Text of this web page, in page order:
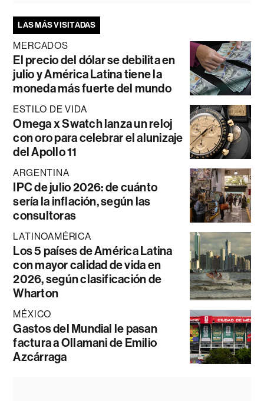
LAS MÁS VISITADAS
MERCADOS
El precio del dólar se debilita en
julio y América Latina tiene la
moneda más fuerte del mundo
ESTILO DE VIDA
Omega x Swatch lanza un reloj
con oro para celebrar el alunizaje
del Apollo 11
ARGENTINA
IPC de julio 2026: de cuánto
sería la inflación, según las
consultoras
LATINOAMÉRICA
Los 5 países de América Latina
con mayor calidad de vida en
2026, según clasificación de
Wharton
MÉXICO
Gastos del Mundial le pasan
factura a Ollamani de Emilio
Azcárraga